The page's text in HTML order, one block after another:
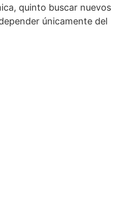
quinto buscar nuevos
únicamente del